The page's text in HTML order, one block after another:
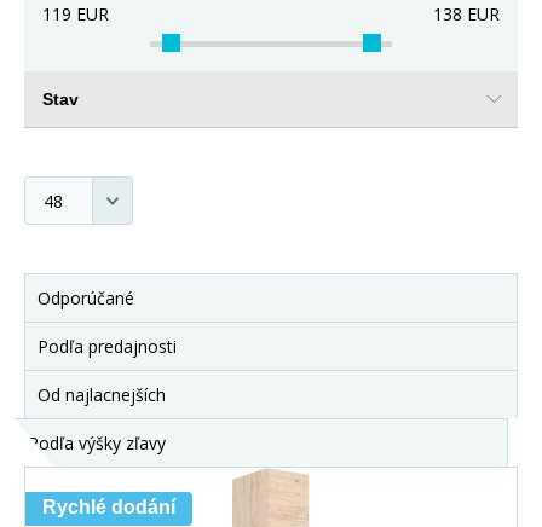
119 EUR 138 EUR
Stav
Odporúčané
Podľa predajnosti
Od najlacnejších
Podľa výšky zľavy
Rychlé dodání